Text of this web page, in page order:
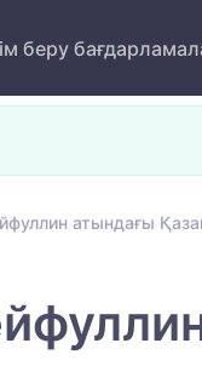
беру
атындағы